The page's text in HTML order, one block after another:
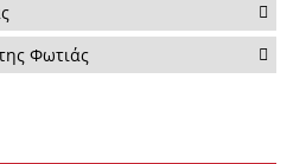
Φωτιάς